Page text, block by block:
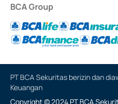
BCA Group
PT BCA Sekuritas berizin dan
Keuangan
Copyright © 2024 PT BCA